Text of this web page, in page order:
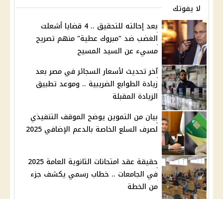
لا يفوتك
بعد إحالته للتحقيق .. 4 قضايا أشعلت
الغضب ضد "مبروك عطية" منهم تصريح
مسيء عن السيد المسيح
آخر تحديث لأسعار السجائر في مصر بعد
زيادة الطوابع الضريبية .. وموعد تطبيق
الزيادة المقبلة
بيان من التموين يوضح الموقف التنفيذي
لصرف السلع الخاصة بالدعم الإضافي 2025
حقيقة عقد امتحانات الثانوية العامة 2025
في الجامعات .. خطاب رسمي يكشف جزء
من الخطة